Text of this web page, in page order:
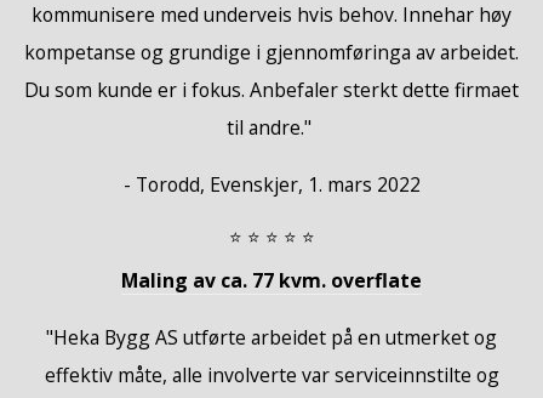
kommunisere med underveis hvis behov. Innehar høy
kompetanse og grundige i gjennomføringa av arbeidet.
Du som kunde er i fokus. Anbefaler sterkt dette firmaet
til andre."
- Torodd, Evenskjer, 1. mars 2022
⭐ ⭐ ⭐ ⭐ ⭐
Maling av ca. 77 kvm. overflate
"Heka Bygg AS utførte arbeidet på en utmerket og
effektiv måte, alle involverte var serviceinnstilte og